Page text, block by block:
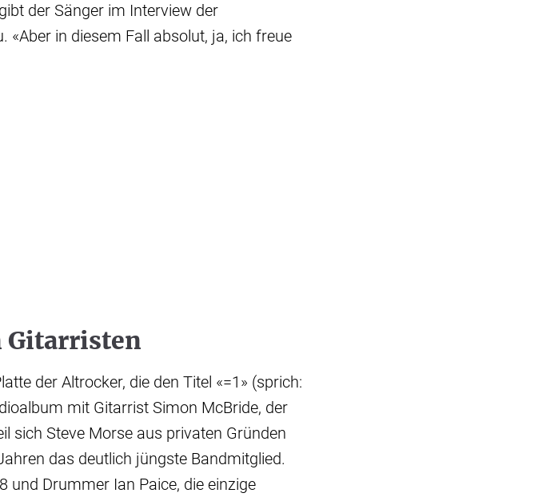
der Sänger im Interview der
«Aber in diesem Fall absolut, ja, ich freue
Gitarristen
der Altrocker, die den Titel «=1» (sprich:
mit Gitarrist Simon McBride, der
sich Steve Morse aus privaten Gründen
das deutlich jüngste Bandmitglied.
und Drummer Ian Paice, die einzige